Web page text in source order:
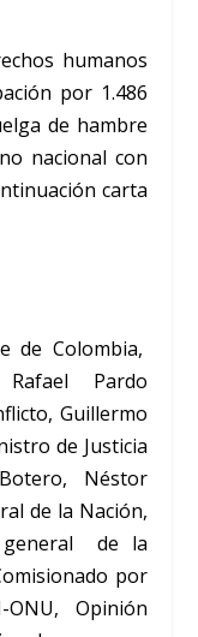
humanos
por 1.486
de hambre
nacional con
carta
de Colombia,
Rafael Pardo
Guillermo
de Justicia
Néstor
de la Nación,
general de la
por
Opinión